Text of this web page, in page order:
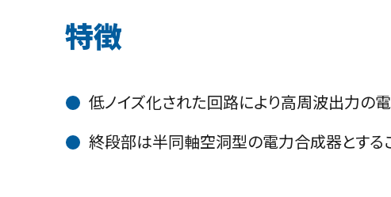
特徴
低ノイズ化された回路により高周波出力の
終段部は半同軸空洞型の電力合成器とする